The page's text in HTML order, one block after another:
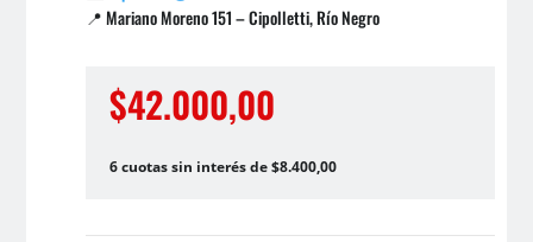
📍 Mariano Moreno 151 – Cipolletti, Río Negro
$42.000,00
6 cuotas sin interés de $8.400,00